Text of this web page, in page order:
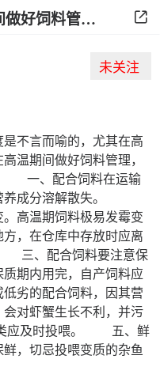
如何在高温期间做好饲料管理应注意的事项
未关注
不言而喻的，尤其在高
温期间做好饲料管理，
一、配合饲料在运输
养成分溶解散失。
高温期饲料极易发霉变
，在仓库中存放时应离
三、配合饲料要注意保
期内用完，自产饲料应
劣的配合饲料，因其营
对虾蟹生长不利，并污
应及时投喂。 五、鲜
，切忌投喂变质的杂鱼